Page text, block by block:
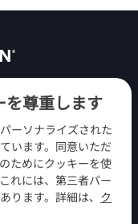
を尊重します
ーソナライズされた
います。同意いただ
ためにクッキーを使
れには、第三者パー
ります。詳細は、 ク